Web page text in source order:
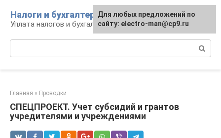
контенту
Налоги и бухгалтерия
Уплата налогов и бухгалтерская отчётность
Главная » Проводки
СПЕЦПРОЕКТ. Учет субсидий и грантов
учредителями и учреждениями
Для любых предложений по
сайту: electro-man@cp9.ru